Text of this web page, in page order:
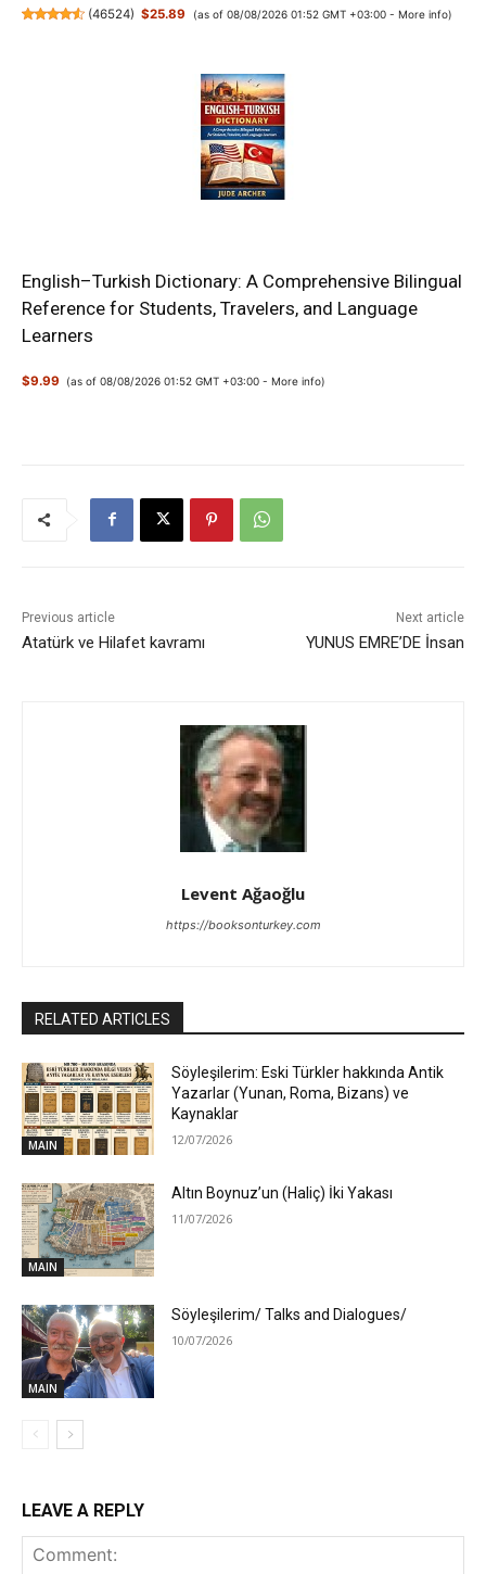
(46524) $25.89 (as of 08/08/2026 01:52 GMT +03:00 - More info)
English–Turkish Dictionary: A Comprehensive Bilingual
Reference for Students, Travelers, and Language
Learners
$9.99 (as of 08/08/2026 01:52 GMT +03:00 -More info)
Previous article
Atatürk ve Hilafet kavramı
Next article
YUNUS EMRE’DE İnsan
Levent Ağaoğlu
https://booksonturkey.com
RELATED ARTICLES
MAIN
Söyleşilerim: Eski Türkler hakkında Antik
Yazarlar (Yunan, Roma, Bizans) ve
Kaynaklar
12/07/2026
MAIN
Altın Boynuz’un (Haliç) İki Yakası
11/07/2026
MAIN
Söyleşilerim/ Talks and Dialogues/
10/07/2026
LEAVE A REPLY